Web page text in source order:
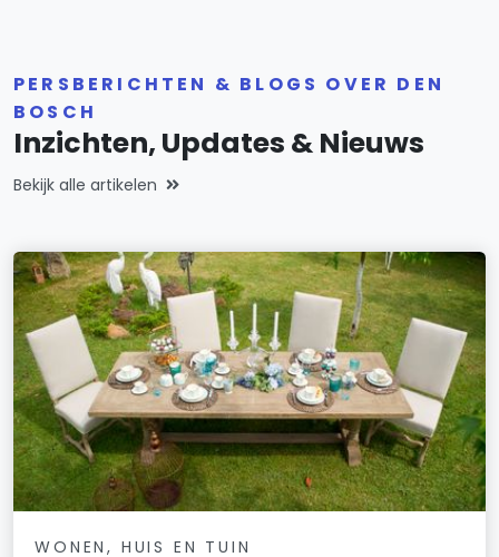
PERSBERICHTEN & BLOGS OVER DEN
BOSCH
Inzichten, Updates & Nieuws
Bekijk alle artikelen
WONEN, HUIS EN TUIN